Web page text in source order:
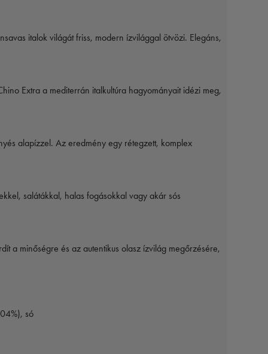
italok világát friss, modern ízvilággal ötvözi. Elegáns,
Extra a mediterrán italkultúra hagyományait idézi meg,
alapízzel. Az eredmény egy rétegzett, komplex
salátákkal, halas fogásokkal vagy akár sós
a minőségre és az autentikus olasz ízvilág megőrzésére,
só